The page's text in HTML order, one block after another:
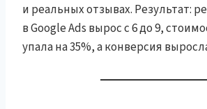
и реальных отзывах. Результат:
в Google Ads вырос с 6 до 9,
упала на 35%, а конверсия